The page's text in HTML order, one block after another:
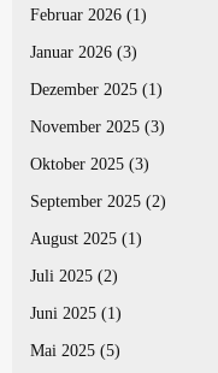
Februar 2026 (1)
Januar 2026 (3)
Dezember 2025 (1)
November 2025 (3)
Oktober 2025 (3)
September 2025 (2)
August 2025 (1)
Juli 2025 (2)
Juni 2025 (1)
Mai 2025 (5)